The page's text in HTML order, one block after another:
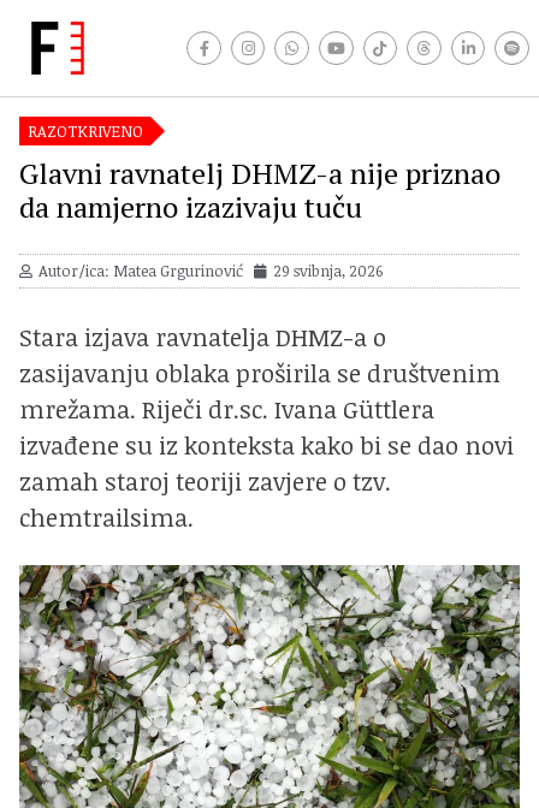
RAZOTKRIVENO
Glavni ravnatelj DHMZ-a nije priznao
da namjerno izazivaju tuču
Autor/ica: Matea Grgurinović 29 svibnja, 2026
Stara izjava ravnatelja DHMZ-a o
zasijavanju oblaka proširila se društvenim
mrežama. Riječi dr.sc. Ivana Güttlera
izvađene su iz konteksta kako bi se dao novi
zamah staroj teoriji zavjere o tzv.
chemtrailsima.